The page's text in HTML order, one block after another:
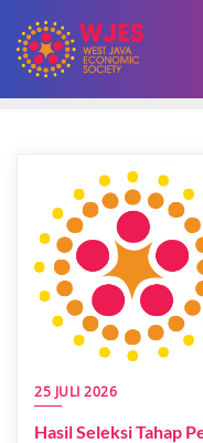
25 JULI 2026
Hasil Seleksi Tahap